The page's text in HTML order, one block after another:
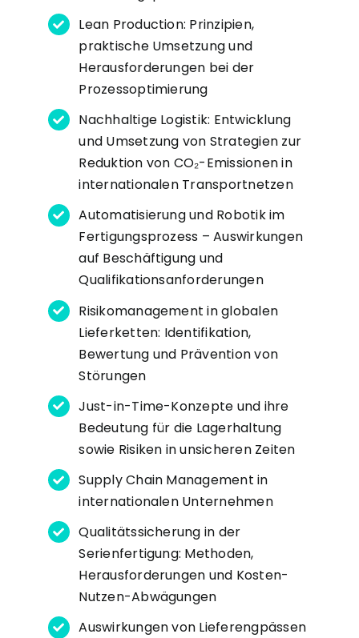
Lean Production: Prinzipien,
praktische Umsetzung und
Herausforderungen bei der
Prozessoptimierung
Nachhaltige Logistik: Entwicklung
und Umsetzung von Strategien zur
Reduktion von CO₂-Emissionen in
internationalen Transportnetzen
Automatisierung und Robotik im
Fertigungsprozess – Auswirkungen
auf Beschäftigung und
Qualifikationsanforderungen
Risikomanagement in globalen
Lieferketten: Identifikation,
Bewertung und Prävention von
Störungen
Just-in-Time-Konzepte und ihre
Bedeutung für die Lagerhaltung
sowie Risiken in unsicheren Zeiten
Supply Chain Management in
internationalen Unternehmen
Qualitätssicherung in der
Serienfertigung: Methoden,
Herausforderungen und Kosten-
Nutzen-Abwägungen
Auswirkungen von Lieferengpässen